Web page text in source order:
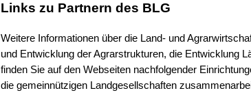
Links zu Partnern des BLG
Weitere Informationen über die Land- und
und Entwicklung der Agrarstrukturen, die Entwicklung
finden Sie auf den Webseiten nachfolgender
die gemeinnützigen Landgesellschaften